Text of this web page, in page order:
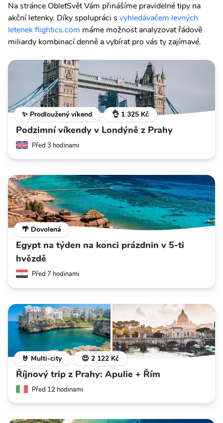
Na stránce ObleťSvět Vám přinášíme pravidelné tipy na
akční letenky. Díky spolupráci s vyhledávačem levných
letenek flightics.com máme možnost analyzovat řádově
miliardy kombinací denně a vybírat pro vás ty zajímavé.
✨ Prodloužený víkend 👌 1 325 Kč
Podzimní víkendy v Londýně z Prahy
Před 3 hodinami
🌴 Dovolená
Egypt na týden na konci prázdnin v 5-ti
hvězdě
Před 7 hodinami
🤘 Multi-city 😍 2 122 Kč
Říjnový trip z Prahy: Apulie + Řím
Před 12 hodinami